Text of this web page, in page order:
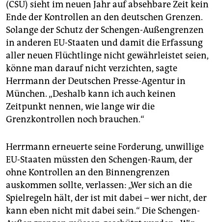
unterstützen
abo
genossenschaft
epaper login
(CSU) sieht im neuen Jahr auf absehbare Zeit kein
Ende der Kontrollen an den deutschen Grenzen.
Solange der Schutz der Schengen-Außengrenzen
in anderen EU-Staaten und damit die Erfassung
aller neuen Flüchtlinge nicht gewährleistet seien,
könne man darauf nicht verzichten, sagte
Herrmann der Deutschen Presse-Agentur in
München. „Deshalb kann ich auch keinen
Zeitpunkt nennen, wie lange wir die
Grenzkontrollen noch brauchen.“
Herrmann erneuerte seine Forderung, unwillige
EU-Staaten müssten den Schengen-Raum, der
ohne Kontrollen an den Binnengrenzen
auskommen sollte, verlassen: „Wer sich an die
Spielregeln hält, der ist mit dabei – wer nicht, der
kann eben nicht mit dabei sein.“ Die Schengen-